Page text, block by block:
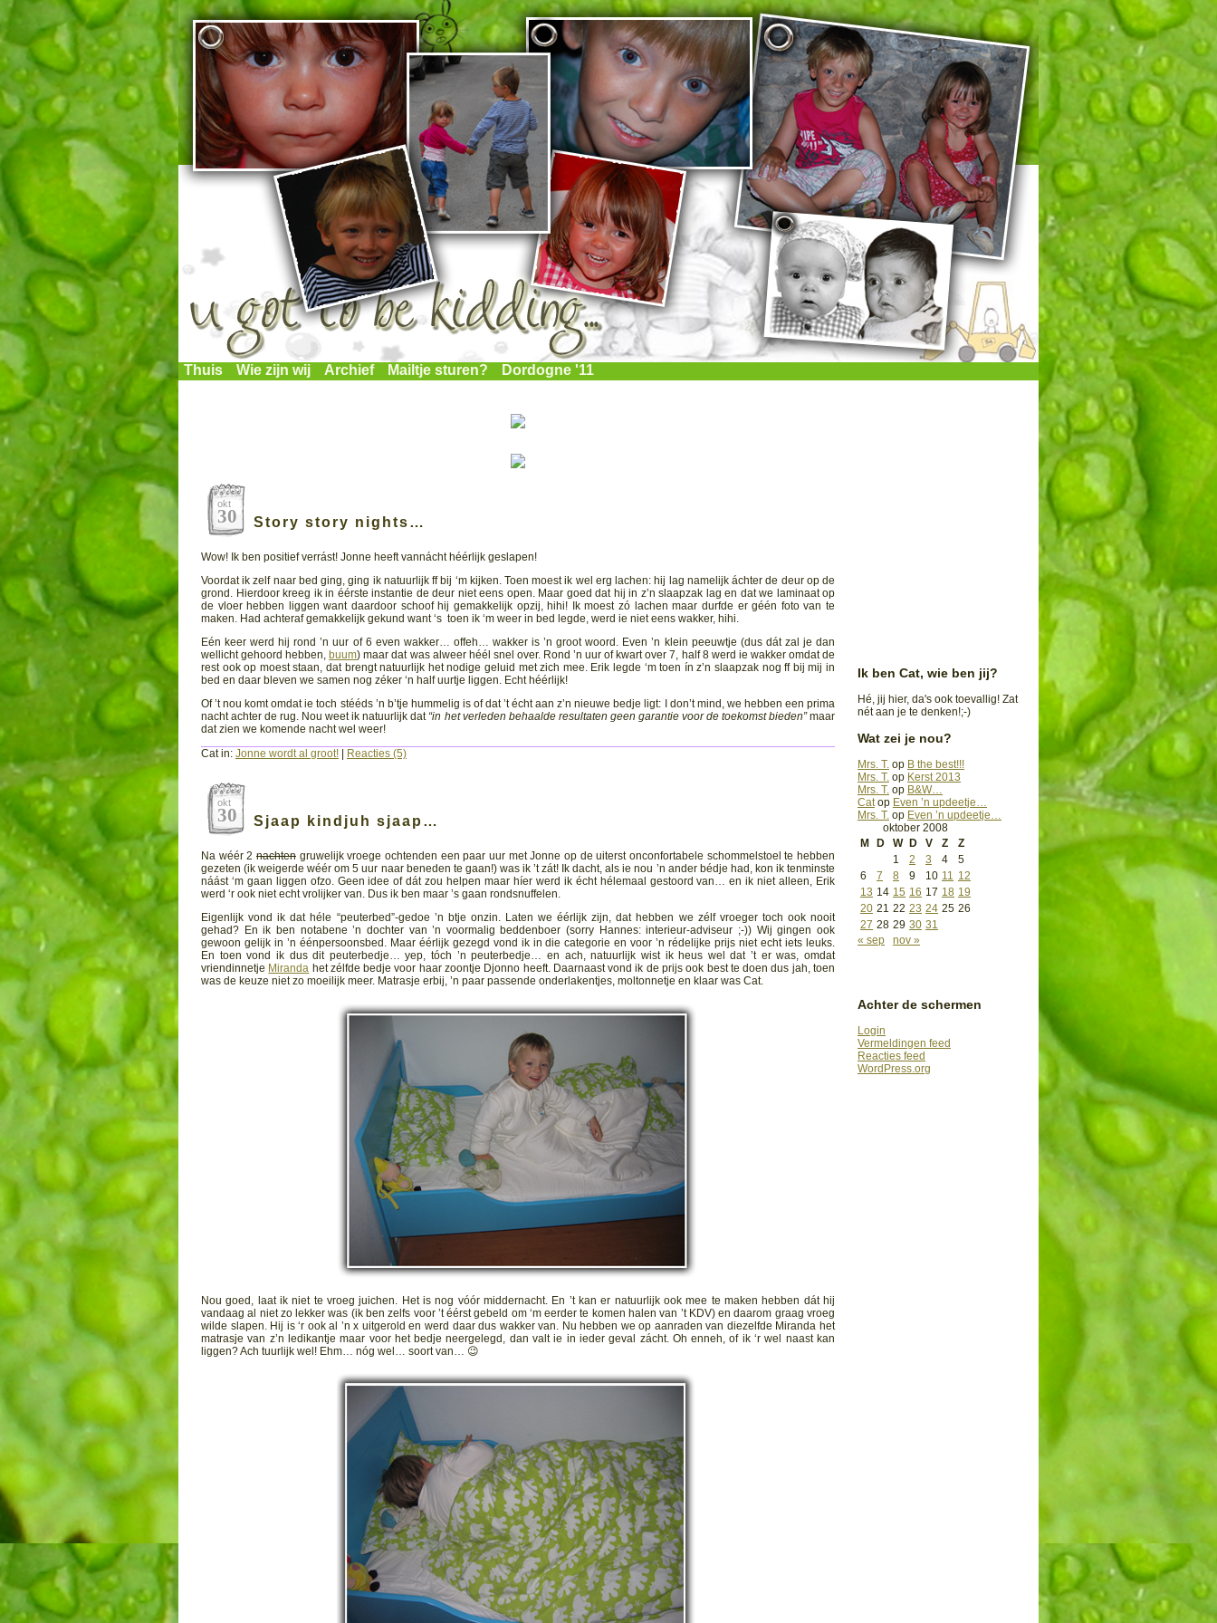
Thuis Wie zijn wij Archief Mailtje sturen? Dordogne '11
okt
30 Story story nights…
Wow! Ik ben positief verrást! Jonne heeft vannácht héérlijk geslapen!
Voordat ik zelf naar bed ging, ging ik natuurlijk ff bij ‘m kijken. Toen moest ik wel erg lachen: hij lag namelijk áchter de deur op de
grond. Hierdoor kreeg ik in éérste instantie de deur niet eens open. Maar goed dat hij in z’n slaapzak lag en dat we laminaat op
de vloer hebben liggen want daardoor schoof hij gemakkelijk opzij, hihi! Ik moest zó lachen maar durfde er géén foto van te
maken. Had achteraf gemakkelijk gekund want ‘s toen ik ‘m weer in bed legde, werd ie niet eens wakker, hihi.
Eén keer werd hij rond ’n uur of 6 even wakker… offeh… wakker is ’n groot woord. Even ’n klein peeuwtje (dus dát zal je dan
wellicht gehoord hebben, buum) maar dat was alweer héél snel over. Rond ’n uur of kwart over 7, half 8 werd ie wakker omdat de
rest ook op moest staan, dat brengt natuurlijk het nodige geluid met zich mee. Erik legde ‘m toen ín z’n slaapzak nog ff bij mij in
bed en daar bleven we samen nog zéker ‘n half uurtje liggen. Echt héérlijk!
Of ’t nou komt omdat ie toch stééds ’n b’tje hummelig is of dat ’t écht aan z’n nieuwe bedje ligt: I don’t mind, we hebben een prima
nacht achter de rug. Nou weet ik natuurlijk dat “in het verleden behaalde resultaten geen garantie voor de toekomst bieden”maar
dat zien we komende nacht wel weer!
Cat in: Jonne wordt al groot! Reacties (5)
okt
30 Sjaap kindjuh sjaap…
Na wéér 2 nachten gruwelijk vroege ochtenden een paar uur met Jonne op de uiterst onconfortabele schommelstoel te hebben
gezeten (ik weigerde wéér om 5 uur naar beneden te gaan!) was ik ’t zát! Ik dacht, als ie nou ’n ander bédje had, kon ik tenminste
náást ‘m gaan liggen ofzo. Geen idee of dát zou helpen maar híer werd ik écht hélemaal gestoord van… en ik niet alleen, Erik
werd ‘r ook niet echt vrolijker van. Dus ik ben maar ’s gaan rondsnuffelen.
Eigenlijk vond ik dat héle “peuterbed”-gedoe ’n btje onzin. Laten we éérlijk zijn, dat hebben we zélf vroeger toch ook nooit
gehad? En ik ben notabene ’n dochter van ’n voormalig beddenboer (sorry Hannes: interieur-adviseur ;-)) Wij gingen ook
gewoon gelijk in ’n éénpersoonsbed. Maar éérlijk gezegd vond ik in die categorie en voor ’n rédelijke prijs niet echt iets leuks.
En toen vond ik dus dit peuterbedje… yep, tóch ’n peuterbedje… en ach, natuurlijk wist ik heus wel dat ’t er was, omdat
vriendinnetje Miranda het zélfde bedje voor haar zoontje Djonno heeft. Daarnaast vond ik de prijs ook best te doen dus jah, toen
was de keuze niet zo moeilijk meer. Matrasje erbij, ’n paar passende onderlakentjes, moltonnetje en klaar was Cat.
Nou goed, laat ik niet te vroeg juichen. Het is nog vóór middernacht. En ’t kan er natuurlijk ook mee te maken hebben dát hij
vandaag al niet zo lekker was (ik ben zelfs voor ’t éérst gebeld om ‘m eerder te komen halen van ’t KDV) en daarom graag vroeg
wilde slapen. Hij is ‘r ook al ’n x uitgerold en werd daar dus wakker van. Nu hebben we op aanraden van diezelfde Miranda het
matrasje van z’n ledikantje maar voor het bedje neergelegd, dan valt ie in ieder geval zácht. Oh enneh, of ik ‘r wel naast kan
liggen? Ach tuurlijk wel! Ehm… nóg wel… soort van… 😉
Ik ben Cat, wie ben jij?
Hé, jij hier, da's ook toevallig! Zat
nét aan je te denken!;-)
Wat zei je nou?
Mrs. T. op B the best!!!
Mrs. T. op Kerst 2013
Mrs. T. op B&W…
Catop Even ’n updeetje…
Mrs. T. op Even ’n updeetje…
oktober 2008
M
D W D V Z
Z
1
2 3 4
5
6
7 8 9 10 11 12
13 14 15 16 17 18 19
20 21 22 23 24 25 26
27 28 29 30 31
« sep
nov »
Achter de schermen
Login
Vermeldingen feed
Reacties feed
WordPress.org